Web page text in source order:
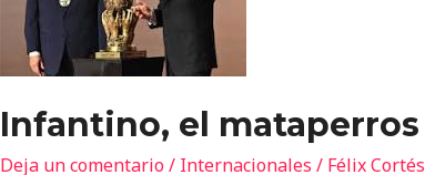
Infantino, el mataperros
Deja un comentario/ Internacionales / Félix Cortés